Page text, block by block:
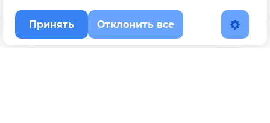
Принять Отклонить все